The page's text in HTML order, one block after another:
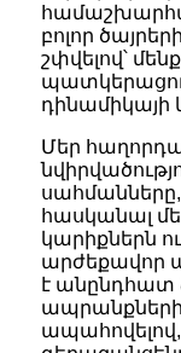
բոլոր
շփվելով՝
դինամիկայի
Մեր
հասկանալ
կարիքներն
արժեքավոր
է անընդհատ
ապրանքների